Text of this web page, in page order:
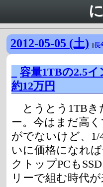
2012-05-05 (土) [長
容量1TBの2.5イ
約12万円
とうとう1TBき
ー。今はまだ高
がでないけど、1/
いに価格になれ
クトップPCも
リーで組む時代